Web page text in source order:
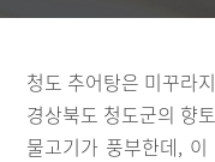
청도 추어탕은 미꾸라
경상북도 청도군의 향
물고기가 풍부한데,